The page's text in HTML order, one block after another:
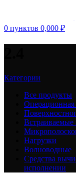
0 пунктов 0,000 ₽
Категории
Все продукты
Операционная
Встраиваемые
Нагрузки
Волноводные
Средства
исполнении